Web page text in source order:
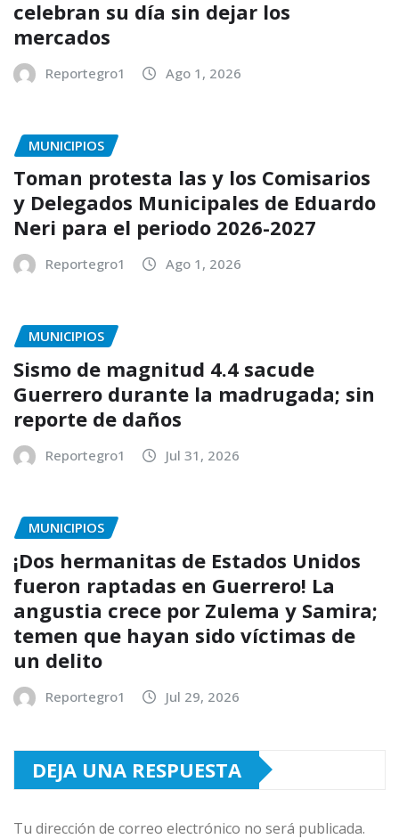
celebran su día sin dejar los
mercados
Reportegro1 Ago 1, 2026
MUNICIPIOS
Toman protesta las y los Comisarios
y Delegados Municipales de Eduardo
Neri para el periodo 2026-2027
Reportegro1 Ago 1, 2026
MUNICIPIOS
Sismo de magnitud 4.4 sacude
Guerrero durante la madrugada; sin
reporte de daños
Reportegro1 Jul 31, 2026
MUNICIPIOS
¡Dos hermanitas de Estados Unidos
fueron raptadas en Guerrero! La
angustia crece por Zulema y Samira;
temen que hayan sido víctimas de
un delito
Reportegro1 Jul 29, 2026
DEJA UNA RESPUESTA
Tu dirección de correo electrónico no será publicada.